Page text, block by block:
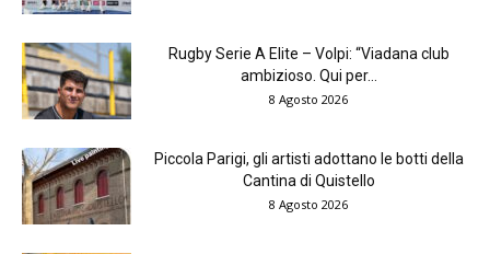
Rugby Serie A Elite – Volpi: “Viadana club
ambizioso. Qui per...
8 Agosto 2026
Piccola Parigi, gli artisti adottano le botti della
Cantina di Quistello
8 Agosto 2026